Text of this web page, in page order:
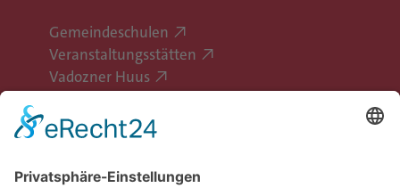
Gemeindeschulen
Veranstaltungsstätten
Vadozner Huus